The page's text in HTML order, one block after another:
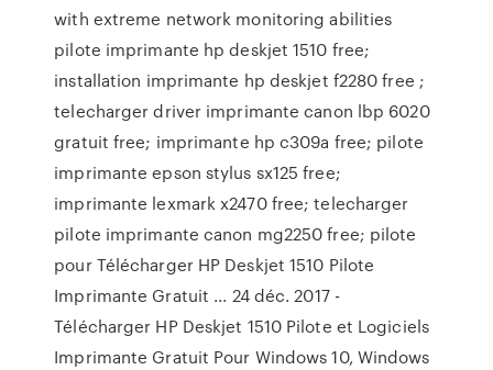
with extreme network monitoring abilities
pilote imprimante hp deskjet 1510 free;
installation imprimante hp deskjet f2280 free ;
telecharger driver imprimante canon lbp 6020
gratuit free; imprimante hp c309a free; pilote
imprimante epson stylus sx125 free;
imprimante lexmark x2470 free; telecharger
pilote imprimante canon mg2250 free; pilote
pour Télécharger HP Deskjet 1510 Pilote
Imprimante Gratuit ... 24 déc. 2017 -
Télécharger HP Deskjet 1510 Pilote et Logiciels
Imprimante Gratuit Pour Windows 10, Windows